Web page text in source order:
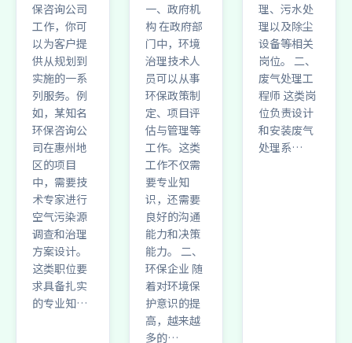
保咨询公司
工作，你可
以为客户提
供从规划到
实施的一系
列服务。例
如，某知名
环保咨询公
司在惠州地
区的项目
中，需要技
术专家进行
空气污染源
调查和治理
方案设计。
这类职位要
求具备扎实
的专业知…
一、政府机
构 在政府部
门中，环境
治理技术人
员可以从事
环保政策制
定、项目评
估与管理等
工作。这类
工作不仅需
要专业知
识，还需要
良好的沟通
能力和决策
能力。 二、
环保企业 随
着对环境保
护意识的提
高，越来越
多的…
理、污水处
理以及除尘
设备等相关
岗位。 二、
废气处理工
程师 这类岗
位负责设计
和安装废气
处理系…